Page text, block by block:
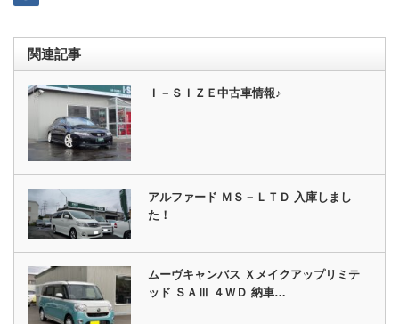
関連記事
Ｉ－ＳＩＺＥ中古車情報♪
アルファード ＭＳ－ＬＴＤ 入庫しまし
た！
ムーヴキャンバス Ｘメイクアップリミテ
ッド ＳＡⅢ ４ＷＤ 納車…